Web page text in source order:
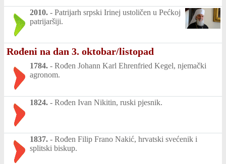
2010. - Patrijarh srpski Irinej ustoličen u Pećkoj
patrijaršiji.
Rođeni na dan 3. oktobar/listopad
1784. - Rođen Johann Karl Ehrenfried Kegel, njemački
agronom.
1824. - Rođen Ivan Nikitin, ruski pjesnik.
1837. - Rođen Filip Frano Nakić, hrvatski svećenik i
splitski biskup.